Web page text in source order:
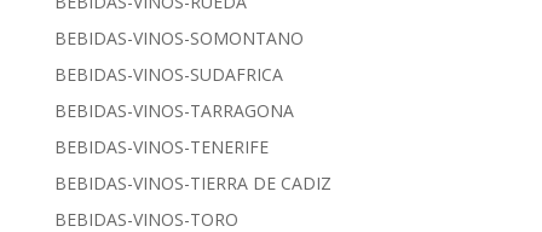
BEBIDAS-VINOS-SOMONTANO
BEBIDAS-VINOS-SUDAFRICA
BEBIDAS-VINOS-TARRAGONA
BEBIDAS-VINOS-TENERIFE
BEBIDAS-VINOS-TIERRA DE CADIZ
BEBIDAS-VINOS-TORO